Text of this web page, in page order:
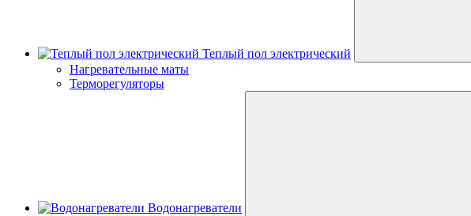
Теплый пол электрический
Нагревательные маты
Терморегуляторы
Водонагреватели